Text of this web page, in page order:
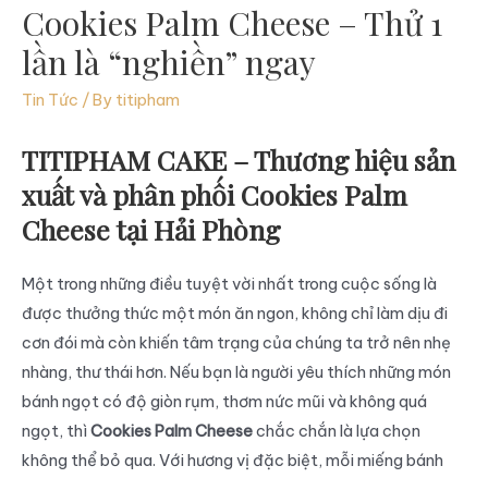
Cookies Palm Cheese – Thử 1
lần là “nghiền” ngay
Tin Tức / By titipham
TITIPHAM CAKE – Thương hiệu sản
xuất và phân phối Cookies Palm
Cheese tại Hải Phòng
Một trong những điều tuyệt vời nhất trong cuộc sống là
được thưởng thức một món ăn ngon, không chỉ làm dịu đi
cơn đói mà còn khiến tâm trạng của chúng ta trở nên nhẹ
nhàng, thư thái hơn. Nếu bạn là người yêu thích những món
bánh ngọt có độ giòn rụm, thơm nức mũi và không quá
ngọt, thì Cookies Palm Cheesechắc chắn là lựa chọn
không thể bỏ qua. Với hương vị đặc biệt, mỗi miếng bánh